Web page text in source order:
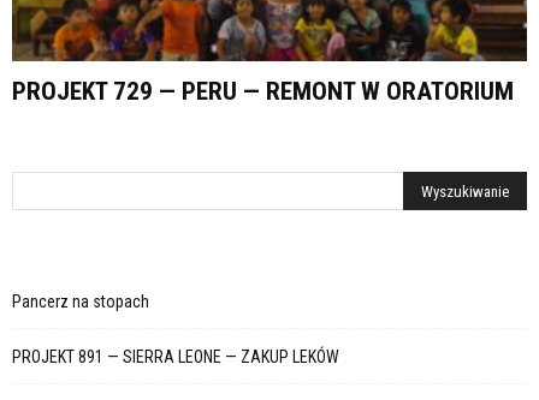
PROJEKT 729 — PERU — REMONT W ORATORIUM
Pancerz na stopach
PROJEKT 891 — SIERRA LEONE — ZAKUP LEKÓW